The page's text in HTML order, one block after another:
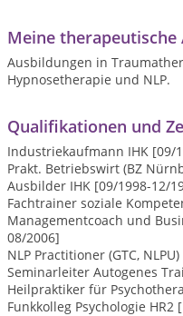
Meine therapeutische
Ausbildungen in
Hypnosetherapie und NLP.
Qualifikationen und
Industriekaufmann IHK [09/
Prakt. Betriebswirt (BZ
Ausbilder IHK [09/1998-12/
Fachtrainer soziale
Managementcoach und
08/2006]
NLP Practitioner (GTC,
Seminarleiter Autogenes
Heilpraktiker für
Funkkolleg Psychologie HR2